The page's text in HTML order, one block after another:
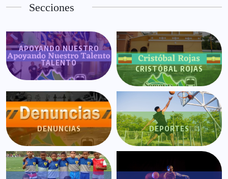
Secciones
APOYANDO NUESTRO
TALENTO
CRISTÓBAL ROJAS
DENUNCIAS DEPORTES